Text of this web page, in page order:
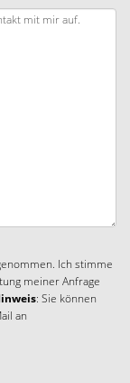
Ich stimme
meiner Anfrage
: Sie können
an